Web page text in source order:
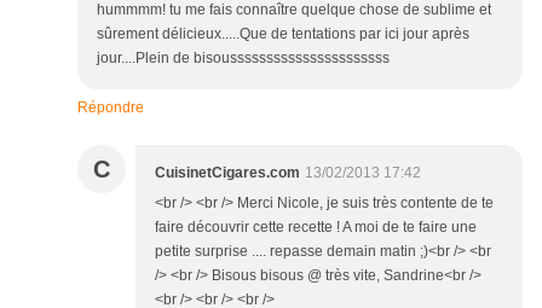
hummmm! tu me fais connaître quelque chose de sublime et
sûrement délicieux.....Que de tentations par ici jour après
jour....Plein de bisoussssssssssssssssssssss
Répondre
C CuisinetCigares.com 13/02/2013 17:42
<br /> <br /> Merci Nicole, je suis très contente de te
faire découvrir cette recette ! A moi de te faire une
petite surprise .... repasse demain matin ;)<br /> <br
/> <br /> Bisous bisous @ très vite, Sandrine<br />
<br /> <br /> <br />